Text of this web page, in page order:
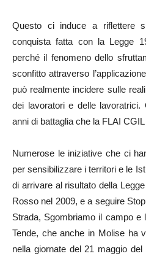
Questo ci induce a riflettere
conquista fatta con la Legge
perché il fenomeno dello
sconfitto attraverso
può realmente incidere sulle
dei lavoratori e delle
anni di battaglia che la FLAI
Numerose le iniziative che ci
per sensibilizzare i territori e le
di arrivare al risultato della
Rosso nel 2009, e a seguire
Strada, Sgombriamo il campo
Tende, che anche in Molise ha
nella giornate del 21 maggio